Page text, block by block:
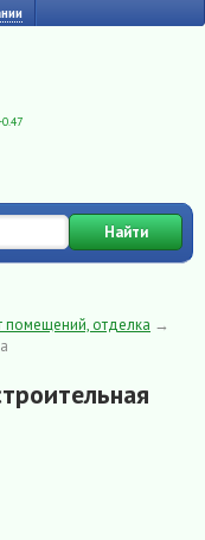
Найти
помещений, отделка →